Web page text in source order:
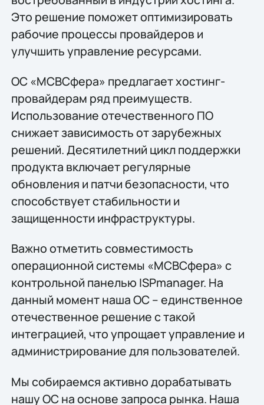
Это решение поможет оптимизировать
рабочие процессы провайдеров и
улучшить управление ресурсами.
ОС «МСВСфера» предлагает хостинг-
провайдерам ряд преимуществ.
Использование отечественного ПО
снижает зависимость от зарубежных
решений. Десятилетний цикл поддержки
продукта включает регулярные
обновления и патчи безопасности, что
способствует стабильности и
защищенности инфраструктуры.
Важно отметить совместимость
операционной системы «МСВСфера» с
контрольной панелью ISPmanager. На
данный момент наша ОС – единственное
отечественное решение с такой
интеграцией, что упрощает управление и
администрирование для пользователей.
Мы собираемся активно дорабатывать
нашу ОС на основе запроса рынка. Наша